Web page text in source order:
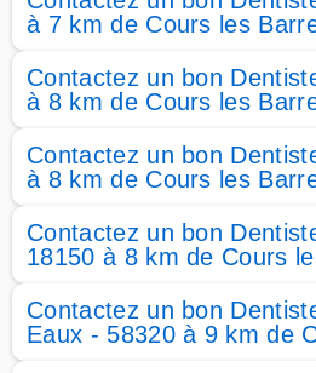
à 7 km de Cours les
Contactez un bon
à 8 km de Cours les
Contactez un bon
à 8 km de Cours les
Contactez un bon
18150 à 8 km de Cours
Contactez un bon
Eaux - 58320 à 9 km de